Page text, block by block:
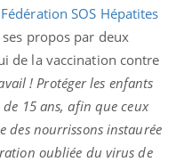
Fédération SOS Hépatites
propos par deux
de la vaccination contre
! Protéger les enfants
de 15 ans, afin que ceux
des nourrissons instaurée
oubliée du virus de